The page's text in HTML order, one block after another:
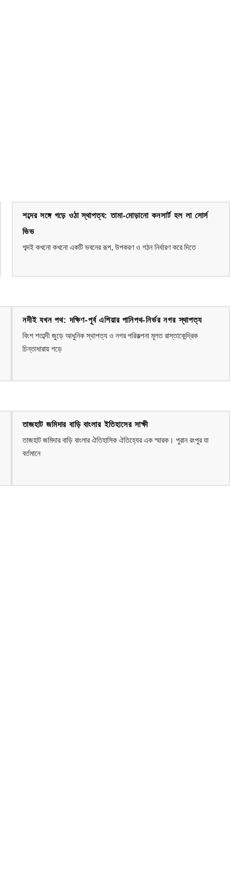
শব্দের সঙ্গে গড়ে ওঠা স্থাপত্য: তামা-মোড়ানো কনসার্ট হল লা সোর্স
ভিভ
শব্দই কখনো কখনো একটি ভবনের রূপ, উপকরণ ও গঠন নির্ধারণ করে দিতে
নদীই যখন পথ: দক্ষিণ-পূর্ব এশিয়ার পানিপথ-নির্ভর নগর স্থাপত্য
বিংশ শতাব্দী জুড়ে আধুনিক স্থাপত্য ও নগর পরিকল্পনা মূলত রাস্তাকেন্দ্রিক
চিন্তাধারায় গড়ে
তাজহাট জমিদার বাড়ি বাংলার ইতিহাসের সাক্ষী
তাজহাট জমিদার বাড়ি বাংলার ঐতিহাসিক ঐতিহ্যের এক স্মারক। পুরান রংপুর যা
বর্তমানে